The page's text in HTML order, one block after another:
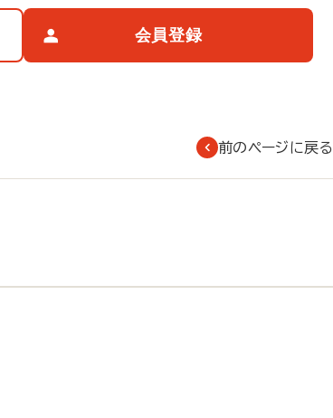
会員登録
前のページに戻る